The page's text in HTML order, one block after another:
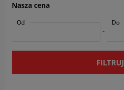
Nasza cena
Od
-
Do
FILTRUJ